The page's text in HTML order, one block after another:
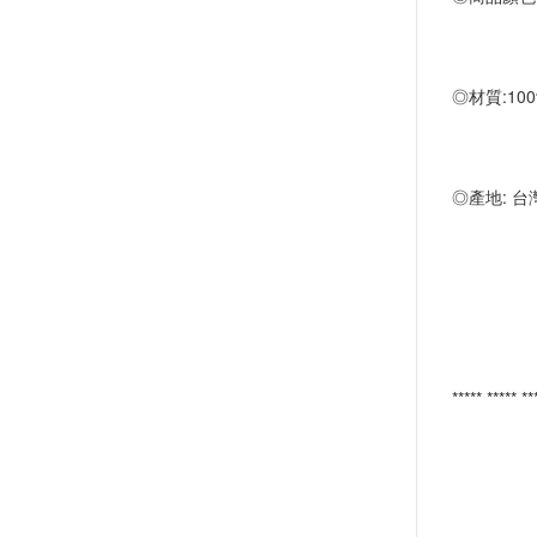
◎材質
◎產地: 台
***** *****